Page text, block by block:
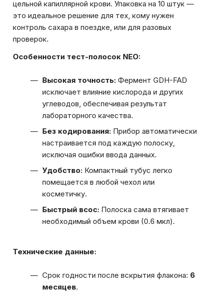
цельной капиллярной крови. Упаковка на 10 штук —
это идеальное решение для тех, кому нужен
контроль сахара в поездке, или для разовых
проверок.
Особенности тест-полосок NEO:
Высокая точность: Фермент GDH-FAD
исключает влияние кислорода и других
углеводов, обеспечивая результат
лабораторного качества.
Без кодирования: Прибор автоматически
настраивается под каждую полоску,
исключая ошибки ввода данных.
Удобство: Компактный тубус легко
помещается в любой чехол или
косметичку.
Быстрый всос: Полоска сама втягивает
необходимый объем крови (0.6 мкл).
Технические данные:
Срок годности после вскрытия флакона: 6
месяцев.